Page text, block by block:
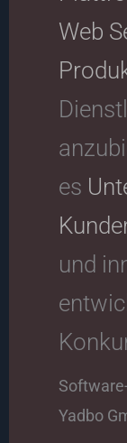
Web
es
und
Yadbo